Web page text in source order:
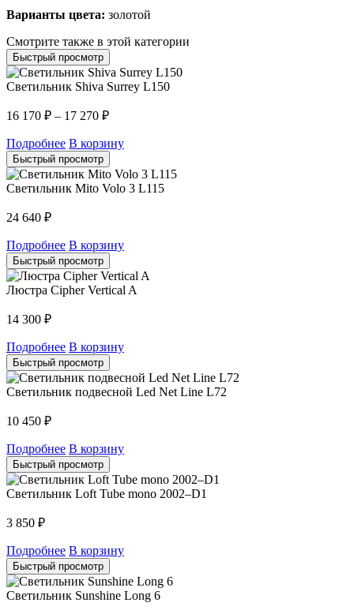
Варианты цвета: золотой
Смотрите также в этой категории
Быстрый просмотр
Светильник Shiva Surrey L150
16 170 ₽ – 17 270 ₽
Подробнее В корзину
Быстрый просмотр
Светильник Mito Volo 3 L115
24 640 ₽
Подробнее В корзину
Быстрый просмотр
Люстра Cipher Vertical A
14 300 ₽
Подробнее В корзину
Быстрый просмотр
Светильник подвесной Led Net Line L72
10 450 ₽
Подробнее В корзину
Быстрый просмотр
Светильник Loft Tube mono 2002–D1
3 850 ₽
Подробнее В корзину
Быстрый просмотр
Светильник Sunshine Long 6